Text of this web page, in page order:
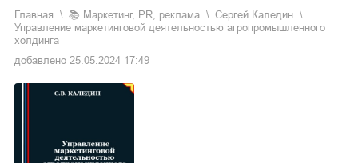
Главная 📚 маркетинг, PR, реклама
Сергей Каледин
Управление маркетинговой деятельностью агропромышленного
холдинга
добавлено 25.05.2024 17:49